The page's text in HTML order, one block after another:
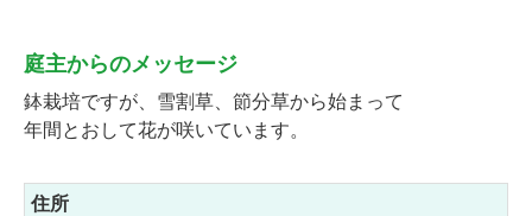
庭主からのメッセージ
鉢栽培ですが、雪割草、節分草から始まって
年間とおして花が咲いています。
住所